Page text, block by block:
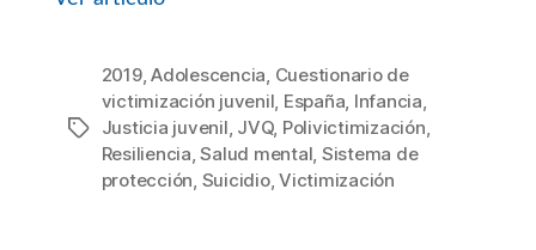
Etiquetas
2019,Adolescencia, Cuestionario de
victimización juvenil, España, Infancia,
Justicia juvenil, JVQ, Polivictimización,
Resiliencia,Salud mental, Sistema de
protección, Suicidio,Victimización